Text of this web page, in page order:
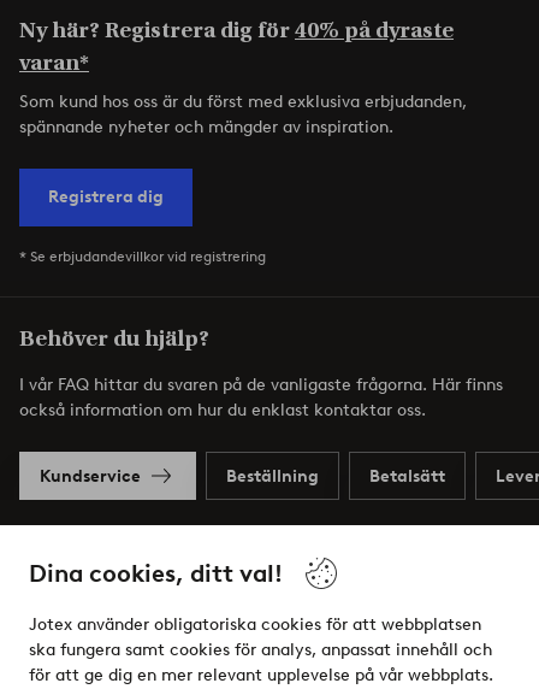
Dina cookies, ditt val!
Jotex använder obligatoriska cookies för att webbplatsen
ska fungera samt cookies för analys, anpassat innehåll och
för att ge dig en mer relevant upplevelse på vår webbplats.
Ny här? Registrera dig för40% på dyraste
varan*
Som kund hos oss är du först med exklusiva erbjudanden,
spännande nyheter och mängder av inspiration.
Registrera dig
* Se erbjudandevillkor vid registrering
Behöver du hjälp?
I vår FAQ hittar du svaren på de vanligaste frågorna. Här finns
också information om hur du enklast kontaktar oss.
Kundservice Beställning Betalsätt
Mina sidor
Om Jotex